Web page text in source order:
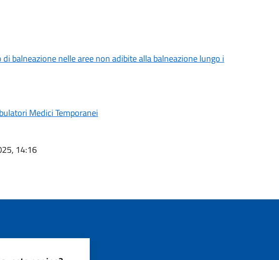
di balneazione nelle aree non adibite alla balneazione lungo i
Medici Temporanei
14:16